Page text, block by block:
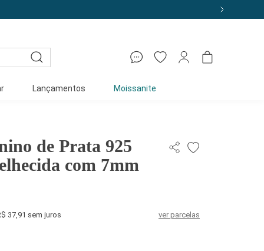
Lançamentos Moissanite
de Prata 925
com 7mm
37,91 sem juros
ver parcelas